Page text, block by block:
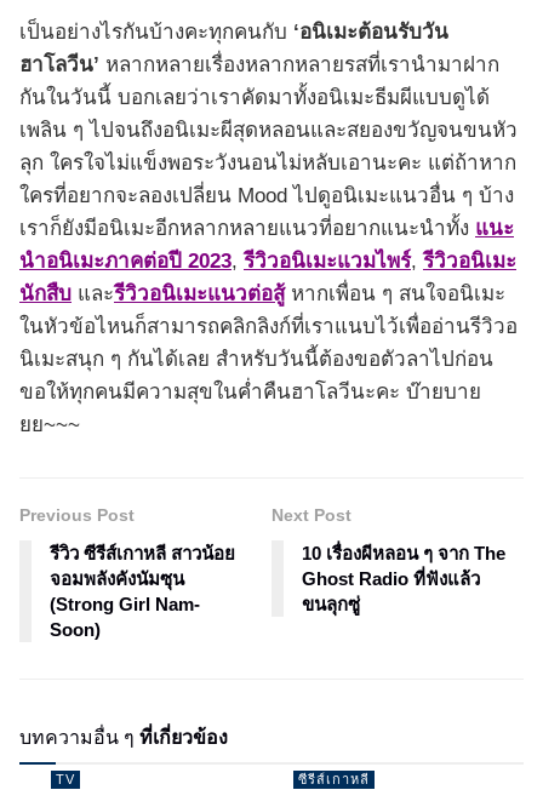
เป็นอย่างไรกันบ้างคะทุกคนกับ ‘อนิเมะต้อนรับวัน
ฮาโลวีน’ หลากหลายเรื่องหลากหลายรสที่เรานำมาฝาก
กันในวันนี้ บอกเลยว่าเราคัดมาทั้งอนิเมะธีมผีแบบดูได้
เพลิน ๆ ไปจนถึงอนิเมะผีสุดหลอนและสยองขวัญจนขนหัว
ลุก ใครใจไม่แข็งพอระวังนอนไม่หลับเอานะคะ แต่ถ้าหาก
ใครที่อยากจะลองเปลี่ยน Mood ไปดูอนิเมะแนวอื่น ๆ บ้าง
เราก็ยังมีอนิเมะอีกหลากหลายแนวที่อยากแนะนำทั้ง แนะ
นำอนิเมะภาคต่อปี 2023,รีวิวอนิเมะแวมไพร์,รีวิวอนิเมะ
นักสืบ และรีวิวอนิเมะแนวต่อสู้หากเพื่อน ๆ สนใจอนิเมะ
ในหัวข้อไหนก็สามารถคลิกลิงก์ที่เราแนบไว้เพื่ออ่านรีวิวอ
นิเมะสนุก ๆ กันได้เลย สำหรับวันนี้ต้องขอตัวลาไปก่อน
ขอให้ทุกคนมีความสุขในค่ำคืนฮาโลวีนะคะ บ๊ายบาย
ยย~~~
Previous Post
รีวิว ซีรีส์เกาหลี สาวน้อย
จอมพลังคังนัมซุน
(Strong Girl Nam-
Soon)
Next Post
10 เรื่องผีหลอน ๆ จาก The
Ghost Radio ที่ฟังแล้ว
ขนลุกซู่
บทความอื่น ๆ ที่เกี่ยวข้อง
TV ซีรีส์เกาหลี